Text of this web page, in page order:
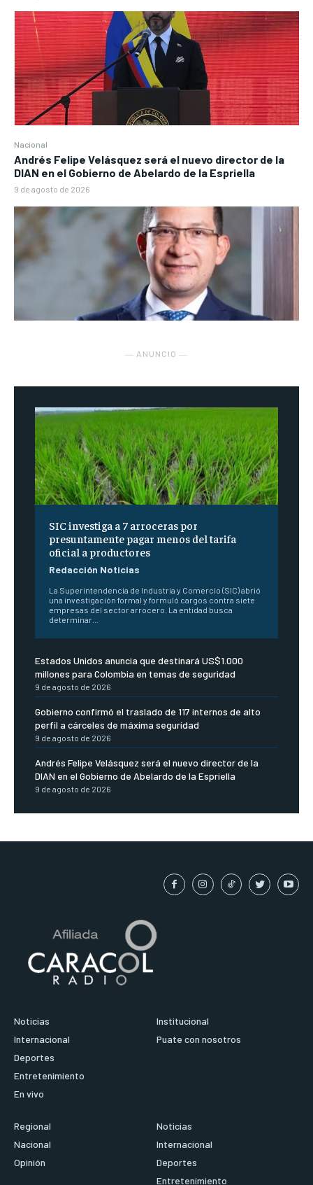
Nacional
Andrés Felipe Velásquez será el nuevo director de la
DIAN en el Gobierno de Abelardo de la Espriella
9 de agosto de 2026
― ANUNCIO ―
SIC investiga a 7 arroceras por
presuntamente pagar menos del tarifa
oficial a productores
Redacción Noticias
La Superintendencia de Industria y Comercio (SIC) abrió
una investigación formal y formuló cargos contra siete
empresas del sector arrocero. La entidad busca
determinar...
Estados Unidos anuncia que destinará US$1.000
millones para Colombia en temas de seguridad
9 de agosto de 2026
Gobierno confirmó el traslado de 117 internos de alto
perfil a cárceles de máxima seguridad
9 de agosto de 2026
Andrés Felipe Velásquez será el nuevo director de la
DIAN en el Gobierno de Abelardo de la Espriella
9 de agosto de 2026
Noticias
Internacional
Deportes
Entretenimiento
En vivo
Institucional
Puate con nosotros
Regional
Nacional
Opinión
Noticias
Internacional
Deportes
Entretenimiento